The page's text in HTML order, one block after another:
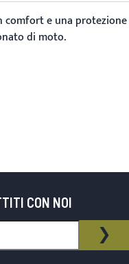
comfort e una protezione
di moto.
CON NOI